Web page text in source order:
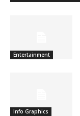
Entertainment
Info Graphics